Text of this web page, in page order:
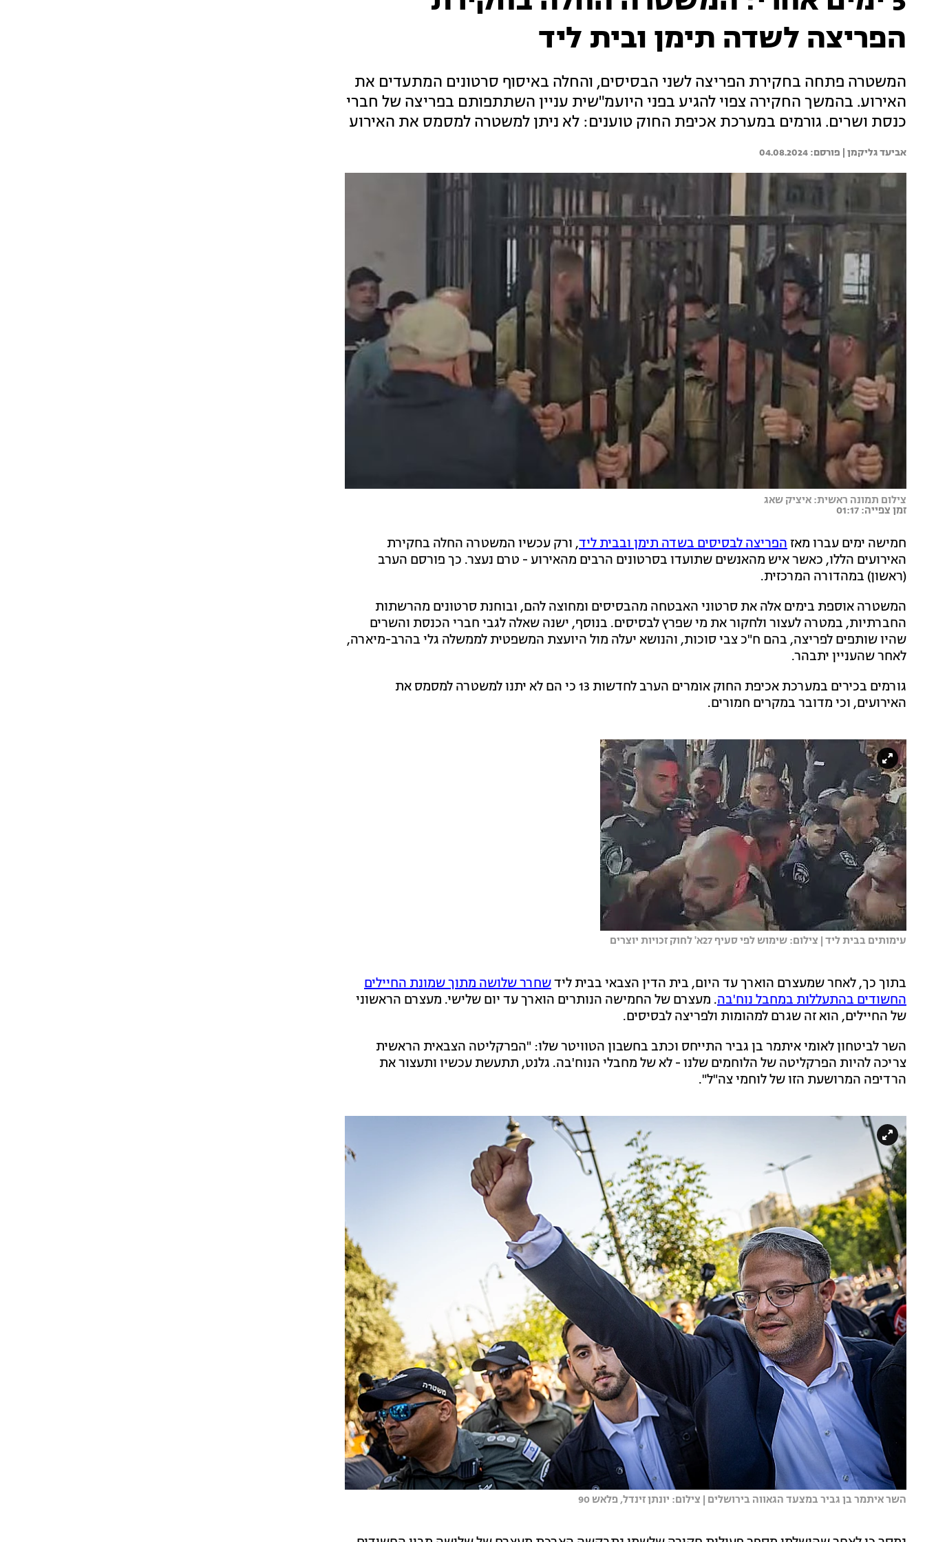
הפריצה לשדה תימן ובית ליד
המשטרה פתחה בחקירת הפריצה לשני הבסיסים, והחלה באיסוף סרטונים המתעדים את
האירוע. בהמשך החקירה צפוי להגיע בפני היועמ"שית עניין השתתפותם בפריצה של חברי
כנסת ושרים. גורמים במערכת אכיפת החוק טוענים: לא ניתן למשטרה למסמס את האירוע
אביעד גליקמן | 04.08.2024
צילום תמונה ראשית: איציק שאג
זמן צפייה: 01:17
חמישה ימים עברו מאזהפריצה לבסיסים בשדה תימן ובבית ליד, ורק עכשיו המשטרה החלה בחקירת
האירועים הללו, כאשר איש מהאנשים שתועדו בסרטונים הרבים מהאירוע - טרם נעצר. כך פורסם הערב
(ראשון) במהדורה המרכזית.
המשטרה אוספת בימים אלה את סרטוני האבטחה מהבסיסים ומחוצה להם, ובוחנת סרטונים מהרשתות
החברתיות, במטרה לעצור ולחקור את מי שפרץ לבסיסים. בנוסף, ישנה שאלה לגבי חברי הכנסת והשרים
שהיו שותפים לפריצה, בהם ח"כ צבי סוכות, והנושא יעלה מול היועצת המשפטית לממשלה גלי בהרב-מיארה,
לאחר שהעניין יתבהר.
גורמים בכירים במערכת אכיפת החוק אומרים הערב לחדשות 13 כי הם לא יתנו למשטרה למסמס את
האירועים, וכי מדובר במקרים חמורים.
עימותים בבית ליד | צילום: שימוש לפי סעיף 27א' לחוק זכויות יוצרים
בתוך כך, לאחר שמעצרם הוארך עד היום, בית הדין הצבאי בבית לידשחרר שלושה מתוך שמונת החיילים
החשודים בהתעללות במחבל נוח'בה. מעצרם של החמישה הנותרים הוארך עד יום שלישי. מעצרם הראשוני
של החיילים, הוא זה שגרם למהומות ולפריצה לבסיסים.
השר לביטחון לאומי איתמר בן גביר התייחס וכתב בחשבון הטוויטר שלו: "הפרקליטה הצבאית הראשית
צריכה להיות הפרקליטה של הלוחמים שלנו - לא של מחבלי הנוח'בה. גלנט, תתעשת עכשיו ותעצור את
הרדיפה המרושעת הזו של לוחמי צה"ל".
השר איתמר בן גביר במצעד הגאווה בירושלים | צילום: יונתן זינדל, פלאש 90